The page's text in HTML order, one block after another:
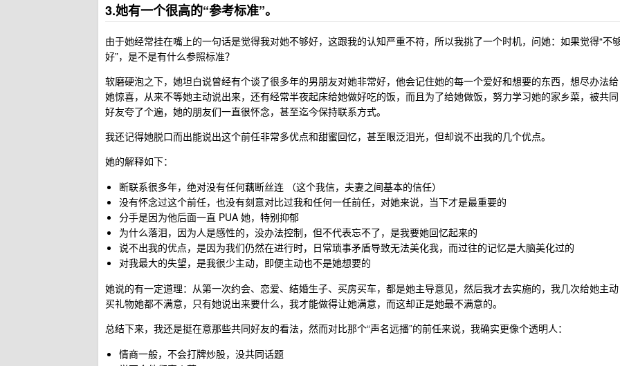
3.她有一个很高的“参考标准”。
由于她经常挂在嘴上的一句话是觉得我对她不够好，这跟我的认知严重不符，所以我挑了一个时机，问她：如果觉得“不
好”，是不是有什么参照标准？
软磨硬泡之下，她坦白说曾经有个谈了很多年的男朋友对她非常好，他会记住她的每一个爱好和想要的东西，想尽办法给
她惊喜，从来不等她主动说出来，还有经常半夜起床给她做好吃的饭，而且为了给她做饭，努力学习她的家乡菜，被共同
好友夸了个遍，她的朋友们一直很怀念，甚至迄今保持联系方式。
我还记得她脱口而出能说出这个前任非常多优点和甜蜜回忆，甚至眼泛泪光，但却说不出我的几个优点。
她的解释如下：
断联系很多年，绝对没有任何藕断丝连 （这个我信，夫妻之间基本的信任）
没有怀念过这个前任，也没有刻意对比过我和任何一任前任，对她来说，当下才是最重要的
分手是因为他后面一直 PUA 她，特别抑郁
为什么落泪，因为人是感性的，没办法控制，但不代表忘不了，是我要她回忆起来的
说不出我的优点，是因为我们仍然在进行时，日常琐事矛盾导致无法美化我，而过往的记忆是大脑美化过的
对我最大的失望，是我很少主动，即便主动也不是她想要的
她说的有一定道理：从第一次约会、恋爱、结婚生子、买房买车，都是她主导意见，然后我才去实施的，我几次给她主动
买礼物她都不满意，只有她说出来要什么，我才能做得让她满意，而这却正是她最不满意的。
总结下来，我还是挺在意那些共同好友的看法，然而对比那个“声名远播”的前任来说，我确实更像个透明人：
情商一般，不会打牌炒股，没共同话题